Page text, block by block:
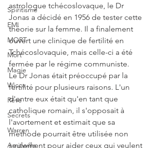
Spiritisme
EMI
MORT
Mort
Magie
Wicca
Rêve
Secrets
Warren
Amityville
astrologue tchécoslovaque, le Dr
Jonas a décidé en 1956 de tester cette
théorie sur la femme. Il a finalement
ouvert une clinique de fertilité en
Tchécoslovaquie, mais celle-ci a été
fermée par le régime communiste.
Le Dr Jonas était préoccupé par la
fertilité pour plusieurs raisons. L'un
d'entre eux était qu'en tant que
catholique romain, il s'opposait à
l'avortement et estimait que sa
méthode pourrait être utilisée non
seulement pour aider ceux qui veulent